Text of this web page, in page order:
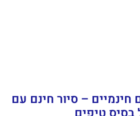
חינמיים – סיור חינם עם